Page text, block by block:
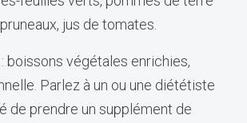
jus de tomates.
: boissons végétales enrichies,
Parlez à un ou une diététiste
de prendre un supplément de